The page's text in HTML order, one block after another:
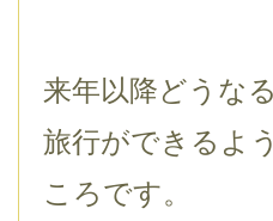
来年以降どうな
旅行ができるよ
ころです。